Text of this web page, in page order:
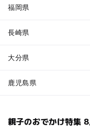
福岡県
長崎県
大分県
鹿児島県
親子のおでかけ特集 8